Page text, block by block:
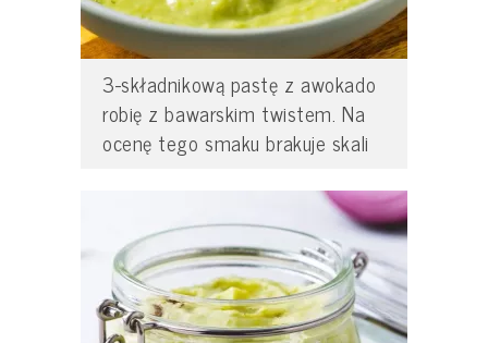
3-składnikową pastę z awokado
robię z bawarskim twistem. Na
ocenę tego smaku brakuje skali